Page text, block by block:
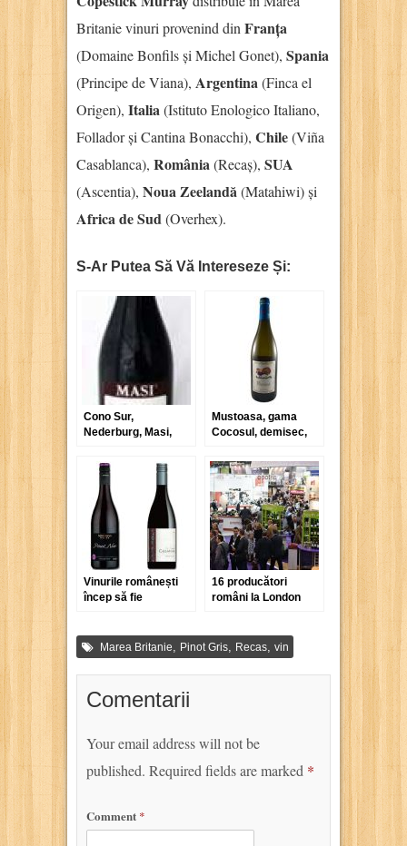
Britanie vinuri provenind din Franța
(Domaine Bonfils și Michel Gonet), Spania
(Principe de Viana), Argentina(Finca el
Origen), Italia(Istituto Enologico Italiano,
Follador și Cantina Bonacchi), Chile(Viña
Casablanca), România(Recaș), SUA
(Ascentia), Noua Zeelandă(Matahiwi) și
Africa de Sud(Overhex).
S-Ar Putea Să Vă Intereseze Și:
Cono Sur,
Nederburg, Masi,
cuvant, Recas
Mustoasa, gama
Cocosul, demisec,
Viile Timisului
Vinurile românești
încep să fie
16 producători
români la London
Marea Britanie, Pinot Gris, Recas, vin
Comentarii
Your email address will not be
published. Required fields are marked *
Comment *